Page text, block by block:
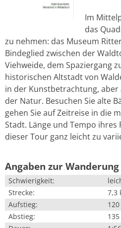
Im
das
zu nehmen: das Museum
Bindeglied zwischen der
Viehweide, dem Spaziergang
historischen Altstadt von
in der Kunstbetrachtung, aber
der Natur. Besuchen Sie alte
gehen Sie auf Zeitreise in die
Stadt. Länge und Tempo ihres
dieser Tour ganz leicht zu
Angaben zur Wanderung
Schwierigkeit:
Strecke:
7,3
Aufstieg:
Abstieg: